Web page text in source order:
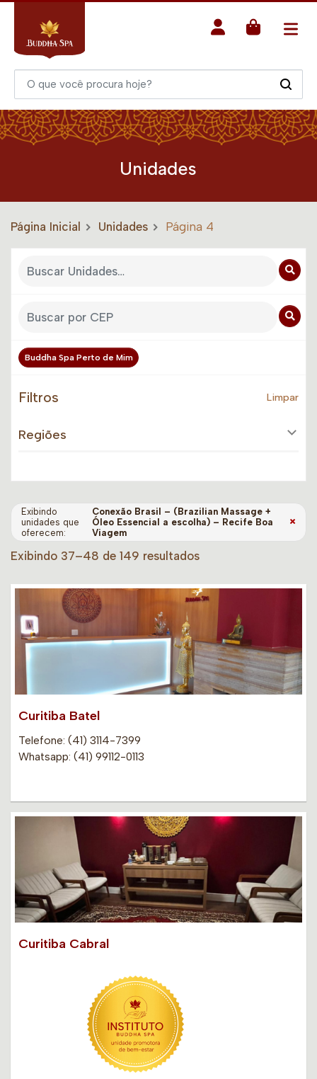
Unidades
Página Inicial Unidades Página 4
Buddha Spa Perto de Mim
Filtros Limpar
Regiões
Exibindo
unidades que
oferecem:
Conexão Brasil – (Brazilian Massage +
Óleo Essencial a escolha) – Recife Boa
Viagem
×
Exibindo 37–48 de 149 resultados
Curitiba Batel
Telefone: (41) 3114-7399
Whatsapp: (41) 99112-0113
Curitiba Cabral